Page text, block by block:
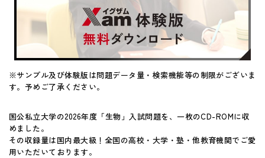
※サンプル及び体験版は問題データ量・検索機能等の制限がございま
す。予めご了承ください。
国公私立大学の2026年度「生物」入試問題を、一枚のCD-ROMに収
めました。
その収録量は国内最大級！全国の高校・大学・塾・他教育機関でご愛
用いただいております。